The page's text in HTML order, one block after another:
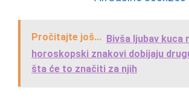
Pročitajte još... Bivša ljubav kuca
horoskopski znakovi dobijaju
šta će to značiti za njih